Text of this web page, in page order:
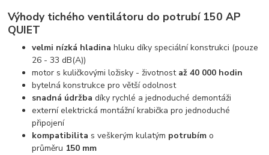
Výhody tichého ventilátoru do potrubí 150 AP
QUIET
velmi nízká hladina hluku díky speciální konstrukci (pouze
26 - 33 dB(A))
motor s kuličkovými ložisky - životnost až 40 000 hodin
bytelná konstrukce pro větší odolnost
snadná údržba díky rychlé a jednoduché demontáži
externí elektrická montážní krabička pro jednoduché
připojení
kompatibilita s veškerým kulatým potrubím o
průměru 150 mm